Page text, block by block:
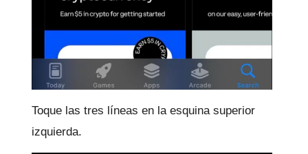
Toque las tres líneas en la esquina superior
izquierda.